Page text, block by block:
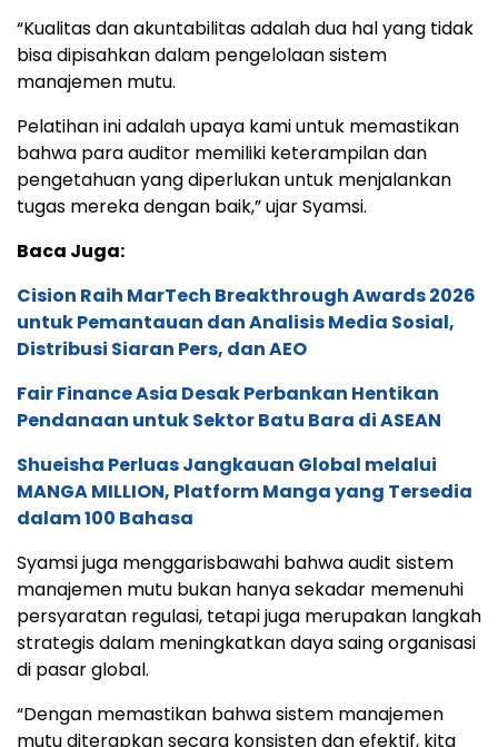
“Kualitas dan akuntabilitas adalah dua hal yang tidak
bisa dipisahkan dalam pengelolaan sistem
manajemen mutu.
Pelatihan ini adalah upaya kami untuk memastikan
bahwa para auditor memiliki keterampilan dan
pengetahuan yang diperlukan untuk menjalankan
tugas mereka dengan baik,” ujar Syamsi.
Baca Juga:
Cision Raih MarTech Breakthrough Awards 2026
untuk Pemantauan dan Analisis Media Sosial,
Distribusi Siaran Pers, dan AEO
Fair Finance Asia Desak Perbankan Hentikan
Pendanaan untuk Sektor Batu Bara di ASEAN
Shueisha Perluas Jangkauan Global melalui
MANGA MILLION, Platform Manga yang Tersedia
dalam 100 Bahasa
Syamsi juga menggarisbawahi bahwa audit sistem
manajemen mutu bukan hanya sekadar memenuhi
persyaratan regulasi, tetapi juga merupakan langkah
strategis dalam meningkatkan daya saing organisasi
di pasar global.
“Dengan memastikan bahwa sistem manajemen
mutu diterapkan secara konsisten dan efektif, kita